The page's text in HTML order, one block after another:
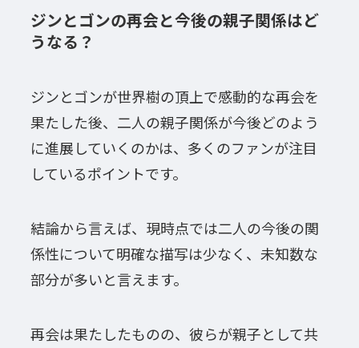
ジンとゴンの再会と今後の親子関係はど
うなる？
ジンとゴンが世界樹の頂上で感動的な再会を
果たした後、二人の親子関係が今後どのよう
に進展していくのかは、多くのファンが注目
しているポイントです。
結論から言えば、現時点では二人の今後の関
係性について明確な描写は少なく、未知数な
部分が多いと言えます。
再会は果たしたものの、彼らが親子として共